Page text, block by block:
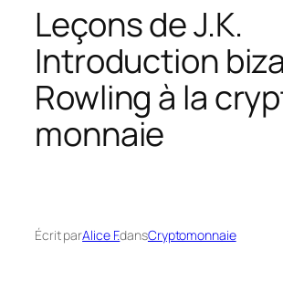
Leçons de J.K.
Introduction
Rowling à la
monnaie
Écrit parAlice F.dansCryptomonnaie